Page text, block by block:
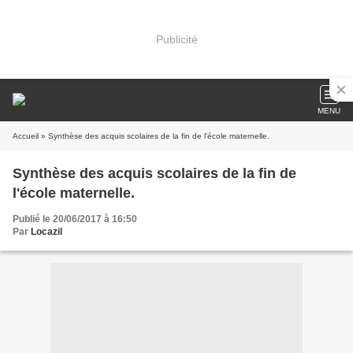
Publicité
MENU
Accueil » Synthèse des acquis scolaires de la fin de l'école maternelle.
Synthèse des acquis scolaires de la fin de
l'école maternelle.
Publié le 20/06/2017 à 16:50
Par Locazil